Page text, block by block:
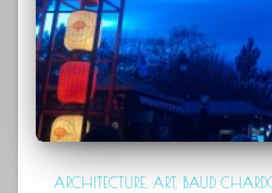
ARCHITECTURE ART BAUD